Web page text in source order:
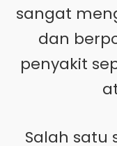
sangat
dan
penyakit
Salah satu